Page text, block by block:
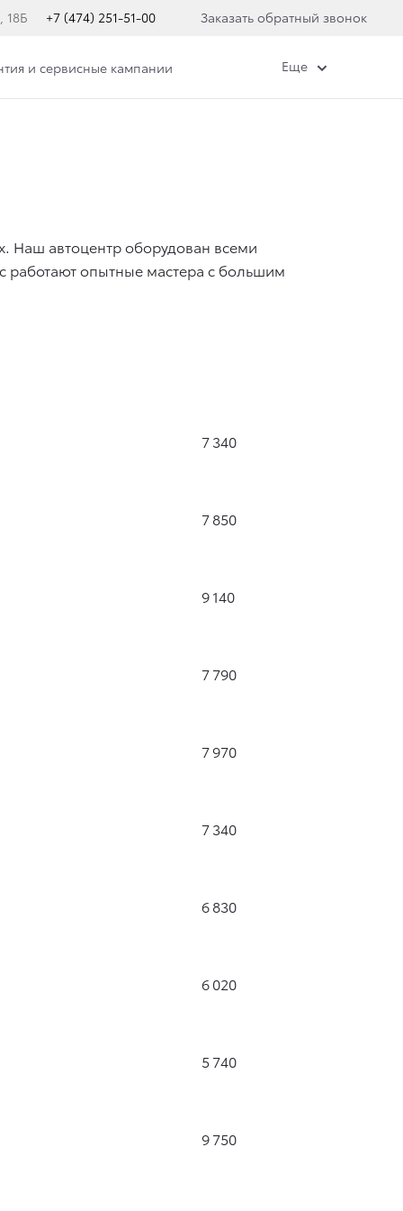
18Б +7 (474) 251-51-00 Заказать обратный звонок
и сервисные кампании Еще
Наш автоцентр оборудован всеми
опытные мастера с большим
7 340
7 850
9 140
7 790
7 970
7 340
6 830
6 020
5 740
9 750